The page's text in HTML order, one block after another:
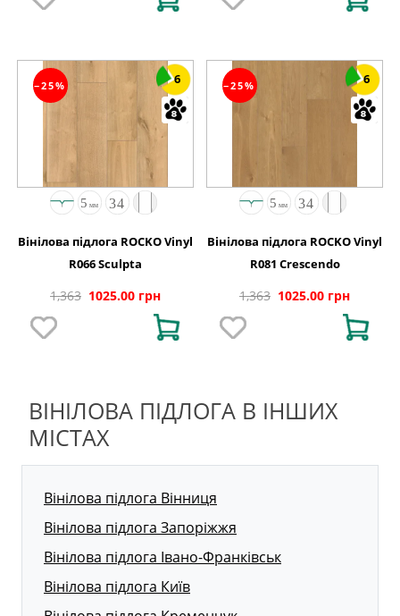
−25% 6
Вінілова підлога ROCKO Vinyl
R066 Sculpta
1,363 1025.00 грн
−25% 6
Вінілова підлога ROCKO Vinyl
R081 Crescendo
1,363 1025.00 грн
ВІНІЛОВА ПІДЛОГА В ІНШИХ
МІСТАХ
Вінілова підлога Вінниця
Вінілова підлога Запоріжжя
Вінілова підлога Івано-Франківськ
Вінілова підлога Київ